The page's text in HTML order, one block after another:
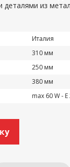
деталями из
Италия
310 мм
250 мм
380 мм
max 60 W - E